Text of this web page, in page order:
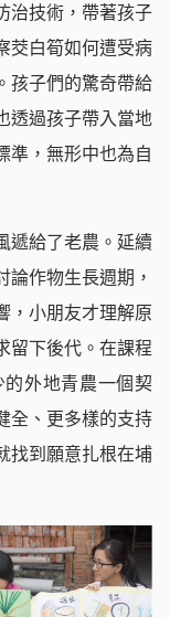
治技術，帶著孩子
茭白筍如何遭受病
孩子們的驚奇帶給
透過孩子帶入當地
準，無形中也為自
遞給了老農。延續
作物生長週期，
，小朋友才理解原
留下後代。在課程
外地青農一個契
全、更多樣的支持
找到願意扎根在埔